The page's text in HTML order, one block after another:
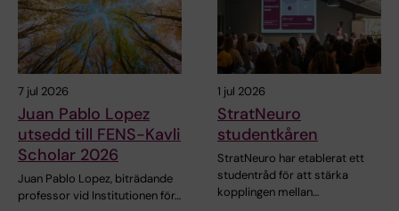
7 jul 2026
Juan Pablo Lopez
utsedd till FENS-Kavli
Scholar 2026
Juan Pablo Lopez, biträdande
professor vid Institutionen för…
1 jul 2026
StratNeuro
studentkåren
StratNeuro har etablerat ett
studentråd för att stärka
kopplingen mellan…